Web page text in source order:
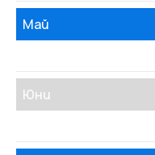
Май
Юни